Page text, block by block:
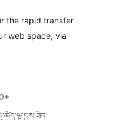
the rapid transfer
web space, via